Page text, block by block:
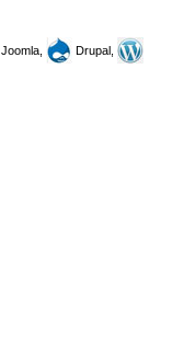
Joomla,
Drupal,